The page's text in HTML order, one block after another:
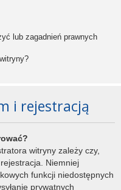
lub zagadnień prawnych
i rejestracją
witryny zależy czy,
Niemniej
funkcji niedostępnych
prywatnych